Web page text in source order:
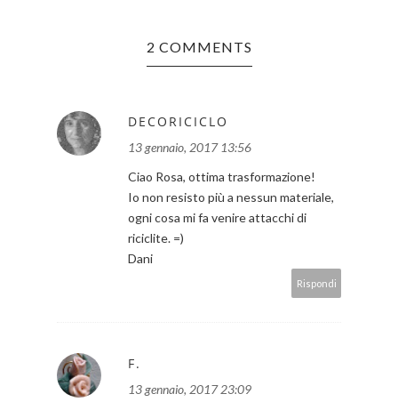
2 COMMENTS
DECORICICLO
13 gennaio, 2017 13:56
Ciao Rosa, ottima trasformazione!
Io non resisto più a nessun materiale,
ogni cosa mi fa venire attacchi di
riciclite. =)
Dani
Rispondi
F.
13 gennaio, 2017 23:09